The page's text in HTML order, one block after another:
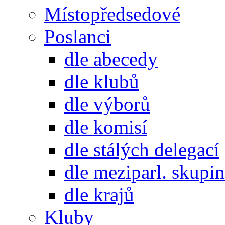
Místopředsedové
Poslanci
dle abecedy
dle klubů
dle výborů
dle komisí
dle stálých delegací
dle meziparl. skupin
dle krajů
Kluby